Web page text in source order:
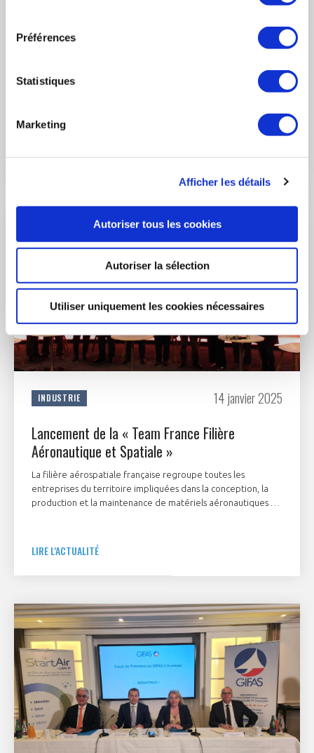
Préférences
Statistiques
Marketing
Afficher les détails
Autoriser tous les cookies
Autoriser la sélection
Utiliser uniquement les cookies nécessaires
15 janvier 2025
Retour sur la conférence de presse du 9 janvier 2025. La filière
aéronautique & spatiale française s’engage dans une année
LIRE L'ACTUALITÉ
INDUSTRIE 14 janvier 2025
Lancement de la « Team France Filière
Aéronautique et Spatiale »
La filière aérospatiale française regroupe toutes les
entreprises du territoire impliquées dans la conception, la
production et la maintenance de matériels aéronautiques et
systèmes et équipements, de sous-ensembles ou de logiciels
LIRE L'ACTUALITÉ